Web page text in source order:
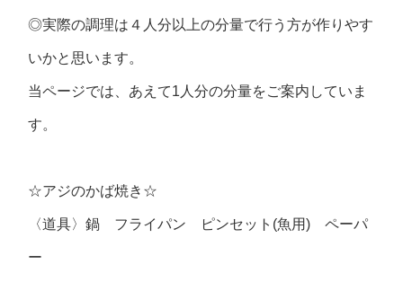
◎実際の調理は４人分以上の分量で行う方が作りやす
いかと思います。
当ページでは、あえて1人分の分量をご案内していま
す。
☆アジのかば焼き☆
〈道具〉鍋 フライパン ピンセット(魚用) ペーパ
ー